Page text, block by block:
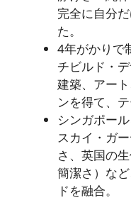
完全に自分
た。
4年がかりで
チビルド・
建築、アー
ンを得て、
シンガポー
スカイ・ガ
さ、英国の
簡潔さ）な
ドを融合。